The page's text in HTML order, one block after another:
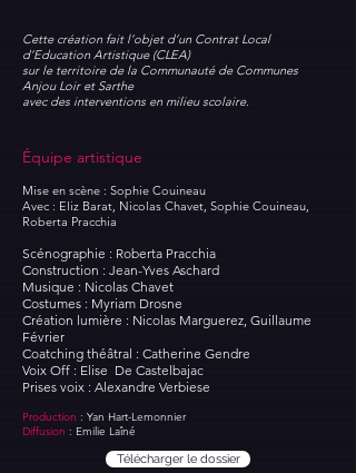
Cette création fait l’objet d’un Contrat Local
d’Education Artistique (CLEA)
sur le territoire de la Communauté de Communes
Anjou Loir et Sarthe
avec des interventions en milieu scolaire.
Équipe artistique
Mise en scène : Sophie Couineau
Avec : Eliz Barat, Nicolas Chavet, Sophie Couineau,
Roberta Pracchia
Scénographie : Roberta Pracchia
Construction : Jean-Yves Aschard
Musique : Nicolas Chavet
Costumes : Myriam Drosne
Création lumière : Nicolas Marguerez, Guillaume
Février
Coatching théâtral : Catherine Gendre
Voix Off : Elise De Castelbajac
Prises voix : Alexandre Verbiese
Production : Yan Hart-Lemonnier
Diffusion : Emilie Laîné
Télécharger le dossier